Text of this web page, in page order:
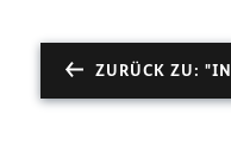
ZURÜCK ZU: